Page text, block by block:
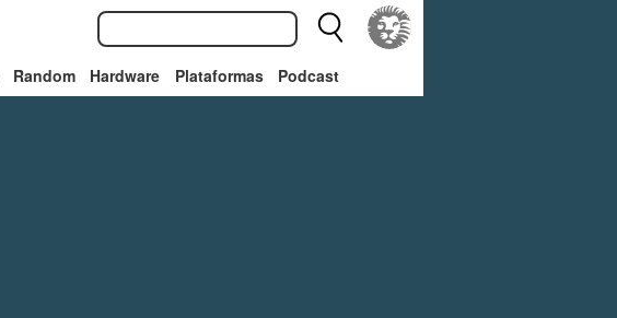
Random Hardware Plataformas Podcast